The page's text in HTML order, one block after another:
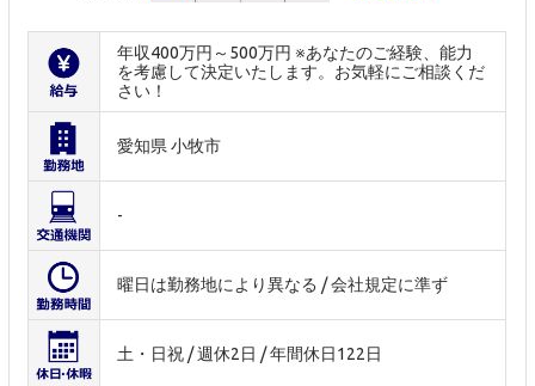
年収400万円～500万円 ※あなたのご経験、能力
を考慮して決定いたします。お気軽にご相談くだ
さい！
愛知県 小牧市
-
曜日は勤務地により異なる / 会社規定に準ず
土・日祝 / 週休2日 / 年間休日122日